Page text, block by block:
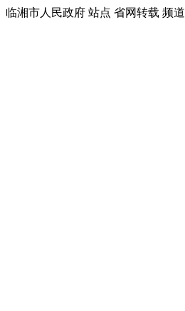
临湘市人民政府 站点 省网转载 频道